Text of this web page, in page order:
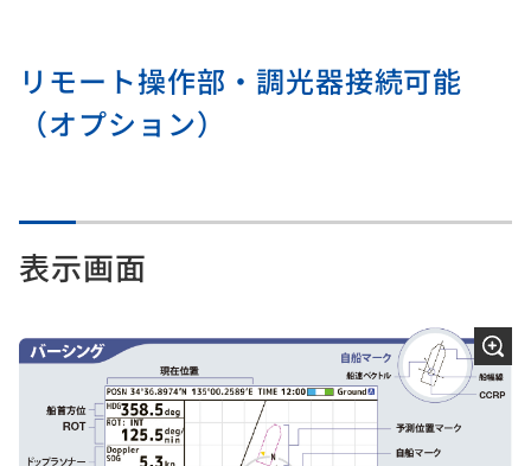
リモート操作部・調光器接続可能
（オプション）
表示画面